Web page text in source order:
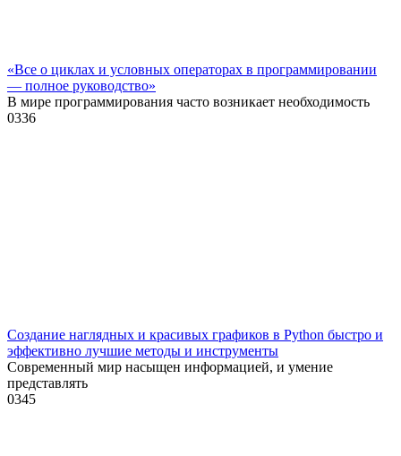
«Все о циклах и условных операторах в программировании
— полное руководство»
В мире программирования часто возникает необходимость
0336
Создание наглядных и красивых графиков в Python быстро и
эффективно лучшие методы и инструменты
Современный мир насыщен информацией, и умение
представлять
0345